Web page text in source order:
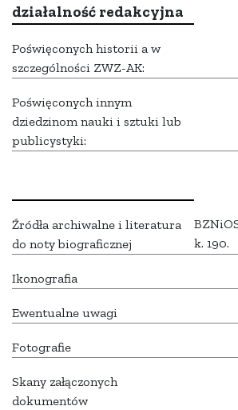
działalność redakcyjna
Poświęconych historii a w
szczególności ZWZ-AK:
Poświęconych innym
dziedzinom nauki i sztuki lub
publicystyki:
Źródła archiwalne i literatura
do noty biograficznej
k. 190.
Ikonografia
Ewentualne uwagi
Fotografie
Skany załączonych
dokumentów